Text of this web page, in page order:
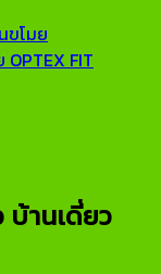
โมย
OPTEX FIT
านเดี่ยว